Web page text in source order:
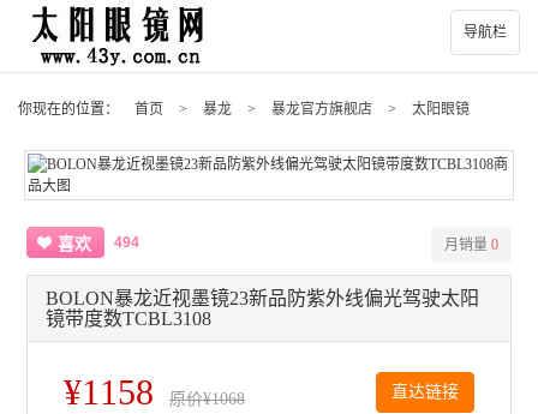
导航栏
你现在的位置： 首页 > 暴龙 > 暴龙官方旗舰店 > 太阳眼镜
喜欢 494 月销量 0
BOLON暴龙近视墨镜23新品防紫外线偏光驾驶太阳
镜带度数TCBL3108
¥1158 原价¥1068 直达链接